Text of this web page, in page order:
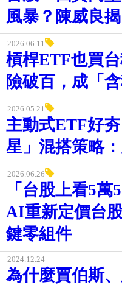
2026.07.28
台股「四貸同
風暴？陳威良
2026.06.11
槓桿ETF也買
險破百，成「
2026.05.21
主動式ETF好
星」混搭策略
2026.06.26
「台股上看5萬
AI重新定價台
鍵零組件